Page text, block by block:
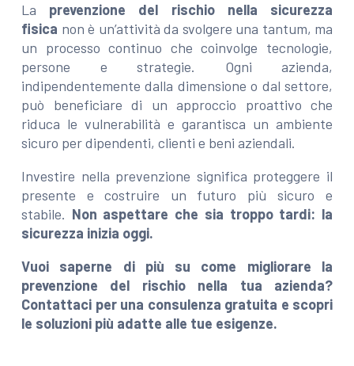
La prevenzione del rischio nella sicurezza
fisica non è un’attività da svolgere una tantum, ma
un processo continuo che coinvolge tecnologie,
persone e strategie. Ogni azienda,
indipendentemente dalla dimensione o dal settore,
può beneficiare di un approccio proattivo che
riduca le vulnerabilità e garantisca un ambiente
sicuro per dipendenti, clienti e beni aziendali.
Investire nella prevenzione significa proteggere il
presente e costruire un futuro più sicuro e
stabile. Non aspettare che sia troppo tardi: la
sicurezza inizia oggi.
Vuoi saperne di più su come migliorare la
prevenzione del rischio nella tua azienda?
Contattaci per una consulenza gratuita e scopri
le soluzioni più adatte alle tue esigenze.